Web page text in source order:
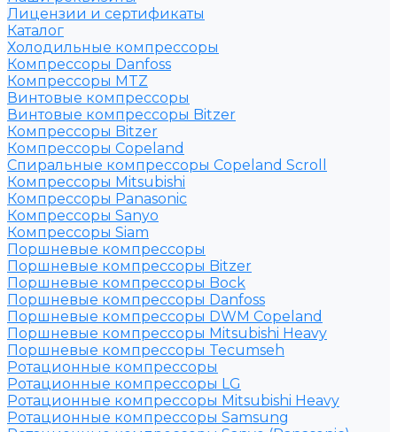
Лицензии и сертификаты
Каталог
Холодильные компрессоры
Компрессоры Danfoss
Компрессоры MTZ
Винтовые компрессоры
Винтовые компрессоры Bitzer
Компрессоры Bitzer
Компрессоры Copeland
Спиральные компрессоры Copeland Scroll
Компрессоры Mitsubishi
Компрессоры Panasonic
Компрессоры Sanyo
Компрессоры Siam
Поршневые компрессоры
Поршневые компрессоры Bitzer
Поршневые компрессоры Bock
Поршневые компрессоры Danfoss
Поршневые компрессоры DWM Copeland
Поршневые компрессоры Mitsubishi Heavy
Поршневые компрессоры Tecumseh
Ротационные компрессоры
Ротационные компрессоры LG
Ротационные компрессоры Mitsubishi Heavy
Ротационные компрессоры Samsung